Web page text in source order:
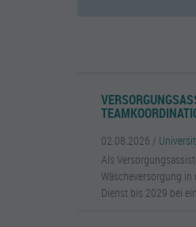
02.08.2026 /
Als
Wäscheversorgung
Dienst bis 2029 bei